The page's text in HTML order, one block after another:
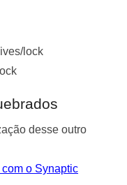
lock
desse outro
o Synaptic